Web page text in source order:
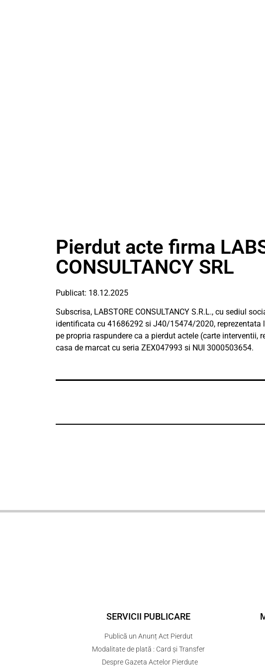
Pierdut acte firma
CONSULTANCY SRL
Publicat: 18.12.2025
Subscrisa, LABSTORE CONSULTANCY S.R.L., cu sediul
identificata cu 41686292 si J40/15474/2020, reprezentata
pe propria raspundere ca a pierdut actele (carte interventii,
casa de marcat cu seria ZEX047993 si NUI 3000503654.
SERVICII PUBLICARE
Publică un Anunț Act Pierdut
Modalitate de plată : Card și Transfer
Despre Gazeta Actelor Pierdute